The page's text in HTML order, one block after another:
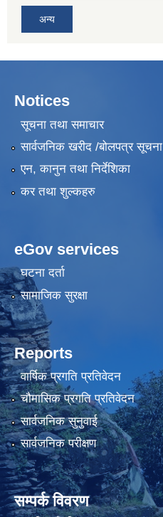
अन्य
Notices
सूचना तथा समाचार
सार्वजनिक खरीद /बोलपत्र सूचना
एन, कानुन तथा निर्देशिका
कर तथा शुल्कहरु
eGov services
घटना दर्ता
सामाजिक सुरक्षा
Reports
वार्षिक प्रगति प्रतिवेदन
चौमासिक प्रगति प्रतिवेदन
सार्वजनिक सुनुवाई
सार्वजनिक परीक्षण
सम्पर्क विवरण